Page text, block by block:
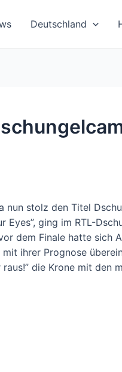
Deutschland
nun stolz den Titel
ging im RTL-
dem Finale hatte sich
ihrer Prognose
die Krone mit den